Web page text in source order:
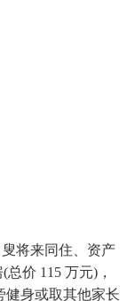
将来同住、资产
价 115 万元)，
健身或取其他家长